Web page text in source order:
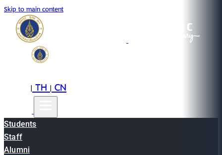
Skip to main content
|TH|CN
Students
Staff
Alumni